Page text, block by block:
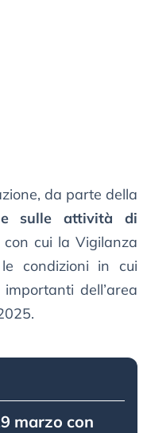
da parte della
sulle attività di
con cui la Vigilanza
condizioni in cui
dell’area
marzo con